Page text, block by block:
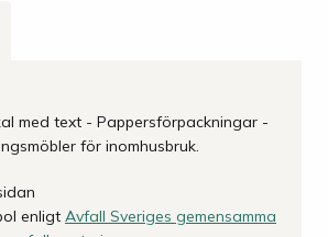
med text - Pappersförpackningar -
för inomhusbruk.
enligt Avfall Sveriges gemensamma